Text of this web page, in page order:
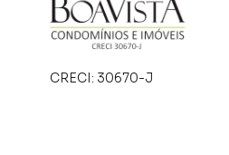
CRECI: 30670-J